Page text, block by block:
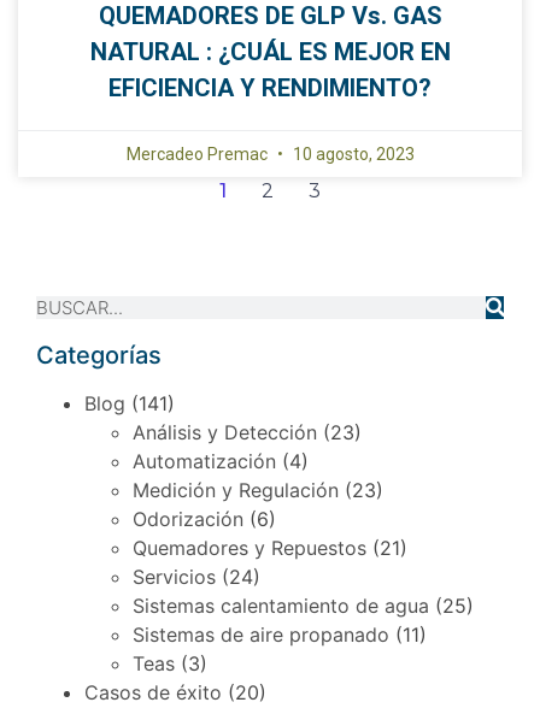
QUEMADORES DE GLP Vs. GAS
NATURAL : ¿CUÁL ES MEJOR EN
EFICIENCIA Y RENDIMIENTO?
Mercadeo Premac 10 agosto, 2023
1 2 3
Categorías
Blog (141)
Análisis y Detección (23)
Automatización (4)
Medición y Regulación (23)
Odorización (6)
Quemadores y Repuestos (21)
Servicios (24)
Sistemas calentamiento de agua (25)
Sistemas de aire propanado (11)
Teas (3)
Casos de éxito (20)